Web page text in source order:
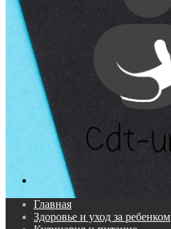
Поиск...
Главная
Здоровье и уход за ребенком